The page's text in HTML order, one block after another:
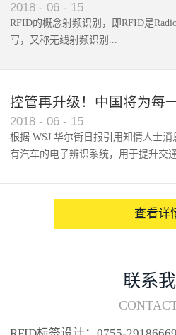
2018 - 06 - 15
RFID的概念射频识别，即RFID是
写，又称无线射频识别...
控管再升级！中国将为每
架构辨识系统
2018 - 06 - 15
根据 WSJ 华尔街日报引用知情人士
有汽车的电子辨识系统，用于提升交
查看详
联系我